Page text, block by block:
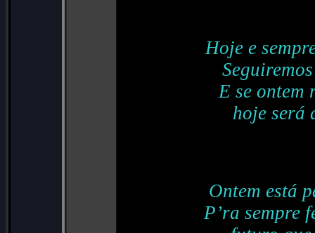
Hoje e
E se ontem
hoje será
Ontem está
P’ra sempre